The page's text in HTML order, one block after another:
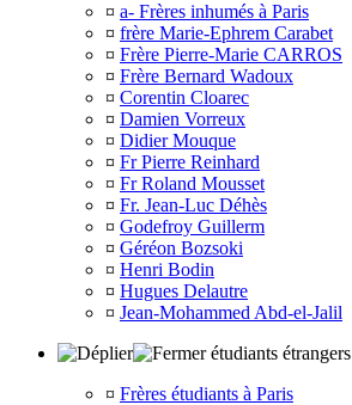
¤ a- Frères inhumés à Paris
¤ frère Marie-Ephrem Carabet
¤ Frère Pierre-Marie CARROS
¤ Frère Bernard Wadoux
¤ Corentin Cloarec
¤ Damien Vorreux
¤ Didier Mouque
¤ Fr Pierre Reinhard
¤ Fr Roland Mousset
¤ Fr. Jean-Luc Déhès
¤ Godefroy Guillerm
¤ Géréon Bozsoki
¤ Henri Bodin
¤ Hugues Delautre
¤ Jean-Mohammed Abd-el-Jalil
étudiants étrangers
¤ Frères étudiants à Paris